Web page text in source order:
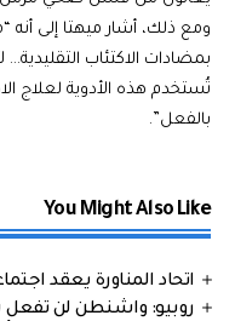
ومع ذلك، أشار ميهتا إلى
بمضادات الاكتئاب
تُستخدم هذه الأدوية لعلاج
بالفعل”.
You Might Also Like
اتحاد المناورة يعقد
روبيو: واشنطن لن تفعل